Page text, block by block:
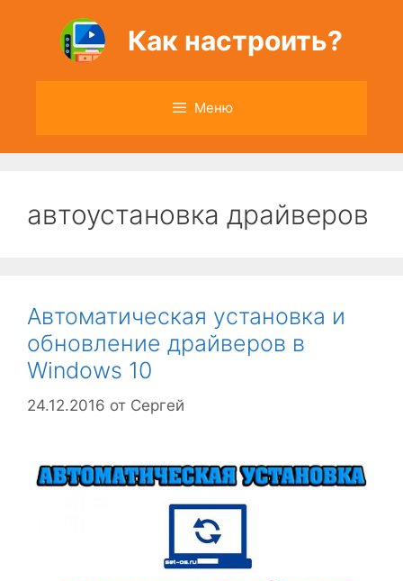
содержимому
Как настроить?
Меню
автоустановка драйверов
Автоматическая установка и
обновление драйверов в
Windows 10
24.12.2016 от Сергей